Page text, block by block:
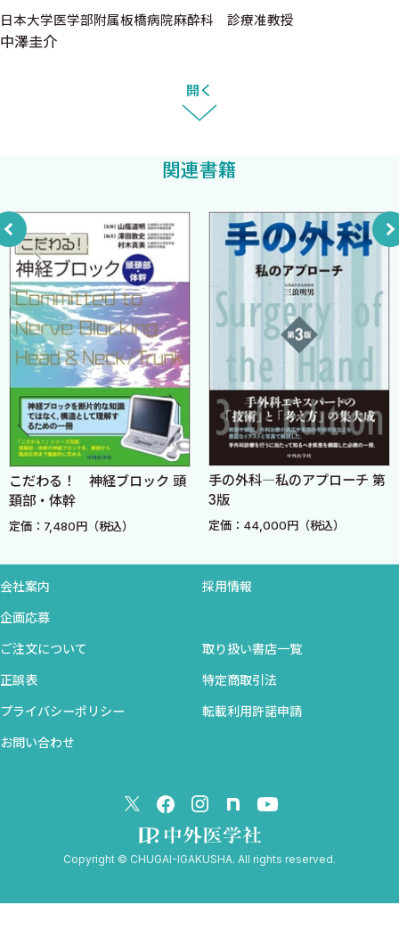
10．穿刺のポイント
11．薬剤投与のポイント
SECTION 4 ● 大腿三角・内転筋管ブロック〈藤野隆史〉
4．合併症
5．体位
6．体表のランドマーク
7．穿刺時の写真
8．超音波解剖
9．描出のポイント
10．穿刺のポイント
11．薬剤投与のポイント
12．カテーテル挿入のポイント
13．文献考察
SECTION 5 ● 外側大腿皮神経ブロック〈汲田 翔〉
1．総説
2．効果範囲
3．適応
5．体位
7．穿刺時の写真
8．超音波解剖
9．描出のポイント
10．穿刺のポイント
12．文献考察
4．合併症
日本大学医学部附属板橋病院麻酔科 診療准教授
中澤圭介
開く
関連書籍
こだわる！ 神経ブロック 頭
頚部・体幹
定価：7,480円（税込）
手の外科―私のアプローチ 第
3版
定価：44,000円（税込）
会社案内 採用情報
企画応募
ご注文について 取り扱い書店一覧
正誤表 特定商取引法
プライバシーポリシー 転載利用許諾申請
お問い合わせ
Copyright © CHUGAI-IGAKUSHA. All rights reserved.